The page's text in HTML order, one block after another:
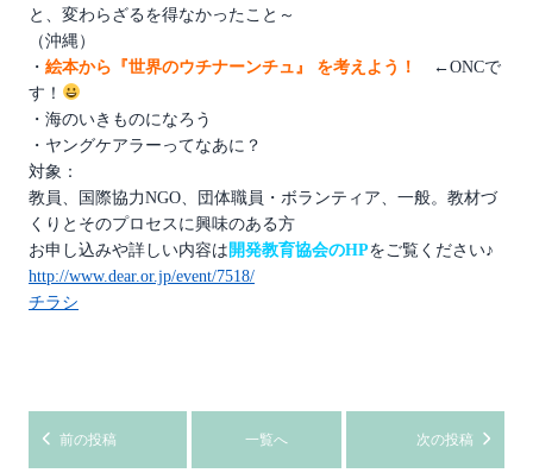
と、変わらざるを得なかったこと～
（沖縄）
・ 絵本から『世界のウチナーンチュ』 を考えよう！
←ONCで
す！
・海のいきものになろう
・ヤングケアラーってなあに？
対象：
教員、国際協力NGO、団体職員・ボランティア、一般。教材づ
くりとそのプロセスに興味のある方
お申し込みや詳しい内容は 開発教育協会のHPをご覧ください♪
http://www.dear.or.jp/event/7518/
チラシ
前の投稿 一覧へ 次の投稿